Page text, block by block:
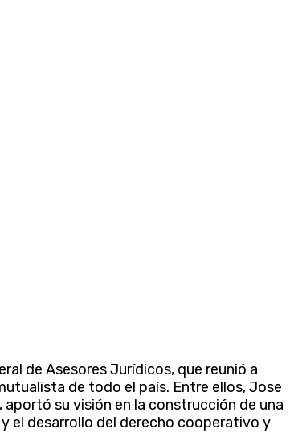
de Asesores Jurídicos, que reunió a
de todo el país. Entre ellos, Jose
aportó su visión en la construcción de una
el desarrollo del derecho cooperativo y